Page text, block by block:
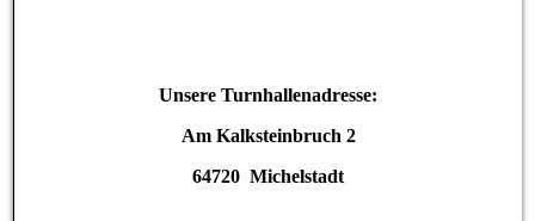
Unsere Turnhallenadresse:
Am Kalksteinbruch 2
64720 Michelstadt